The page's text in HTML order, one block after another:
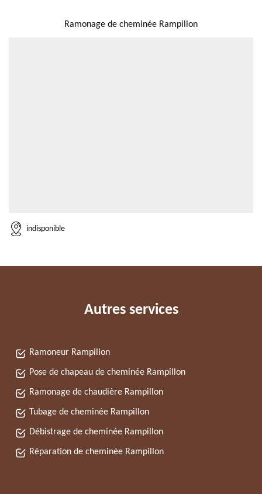
Ramonage de cheminée Rampillon
indisponible
Autres services
Ramoneur Rampillon
Pose de chapeau de cheminée Rampillon
Ramonage de chaudière Rampillon
Tubage de cheminée Rampillon
Débistrage de cheminée Rampillon
Réparation de cheminée Rampillon